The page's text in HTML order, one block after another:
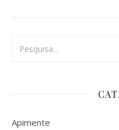
Apimente